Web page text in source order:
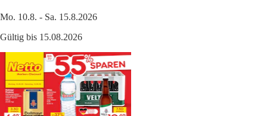
Mo. 10.8. - Sa. 15.8.2026
Gültig bis 15.08.2026